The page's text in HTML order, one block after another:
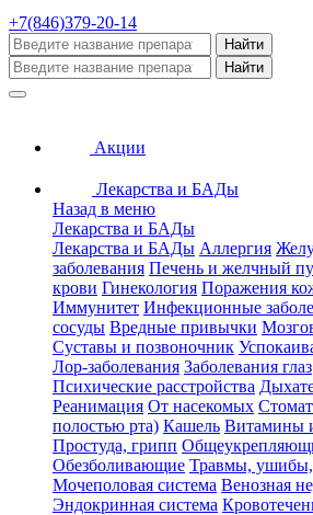
+7(846)379-20-14
Найти
Найти
Акции
Лекарства и БАДы
Назад в меню
Лекарства и БАДы
Лекарства и БАДы Аллергия
заболевания Печень и желчный
крови Гинекология Поражения
Иммунитет Инфекционные
сосуды Вредные привычки
Суставы и позвоночник
Лор-заболевания Заболевания глаз
Психические расстройства
Реанимация От насекомых
полостью рта) Кашель Витамины
Простуда, грипп
Обезболивающие Травмы, ушибы,
Мочеполовая система Венозная
Эндокринная система